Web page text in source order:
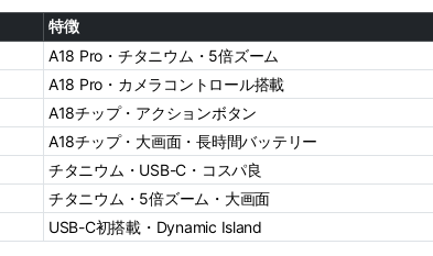
特徴
A18 Pro・チタニウム・5倍ズーム
A18 Pro・カメラコントロール搭載
A18チップ・アクションボタン
A18チップ・大画面・長時間バッテリー
チタニウム・USB-C・コスパ良
チタニウム・5倍ズーム・大画面
USB-C初搭載・Dynamic Island